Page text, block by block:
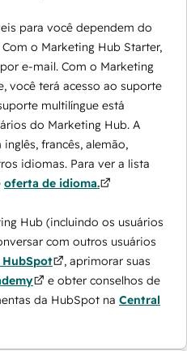
para você dependem do
o Marketing Hub Starter,
e-mail. Com o Marketing
você terá acesso ao suporte
multilíngue está
do Marketing Hub. A
francês, alemão,
idiomas. Para ver a lista
oferta de idioma.
Hub (incluindo os usuários
com outros usuários
, aprimorar suas
e obter conselhos de
da HubSpot na Central